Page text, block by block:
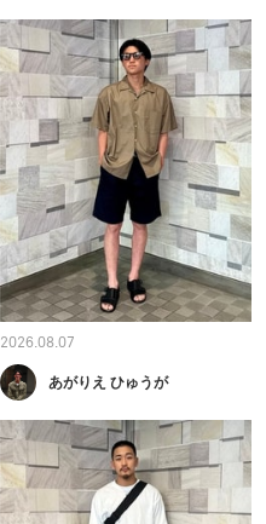
2026.08.07
あがりえ ひゅうが